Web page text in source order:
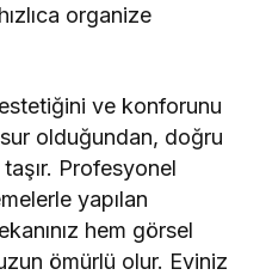
organize
ve konforunu
olduğundan, doğru
Profesyonel
yapılan
hem görsel
ömürlü olur. Eviniz